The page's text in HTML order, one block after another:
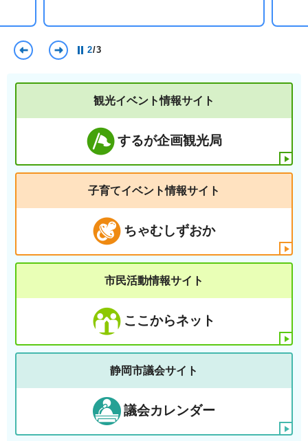
前のスライドを表示
2/3
観光イベント情報サイト
するが企画観光局
子育てイベント情報サイト
ちゃむしずおか
市民活動情報サイト
ここからネット
静岡市議会サイト
議会カレンダー